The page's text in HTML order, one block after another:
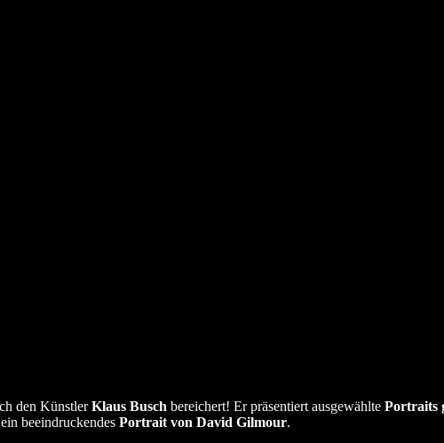
den KünstlerKlaus Busch bereichert! Er präsentiert ausgewählte Portraits
beeindruckendes Portrait von David Gilmour.